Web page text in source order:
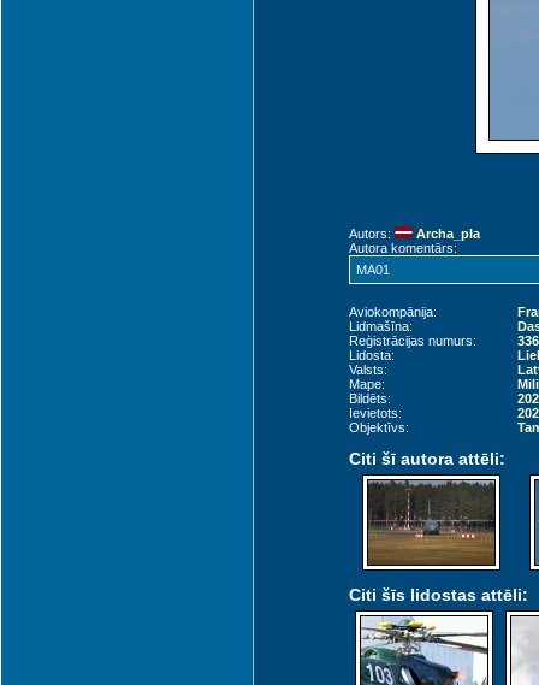
Autors:
Archa_pla
Autora komentārs:
MA01
Aviokompānija:
Lidmašīna:
Reģistrācijas numurs:
Lidosta:
Valsts:
Mape:
Bildēts:
Ievietots:
Objektīvs:
Citi šī autora attēli:
Citi šīs lidostas attēli: